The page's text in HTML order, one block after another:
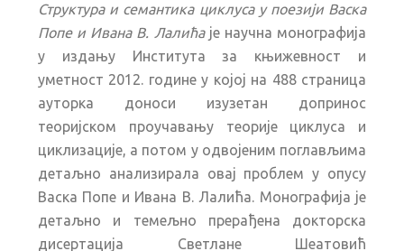
Структура и семантика циклуса у поезији Васка
Попе и Ивана В. Лалићаje научна монографија
у издању Института за књижевност и
уметност 2012. године у којој на 488 страница
ауторка доноси изузетан допринос
теоријском проучавању теорије циклуса и
циклизације, а потом у одвојеним поглављима
детаљно анализирала овај проблем у опусу
Васка Попе и Ивана В. Лалића. Монографија је
детаљно и темељно прерађена докторска
дисертација Светлане Шеатовић